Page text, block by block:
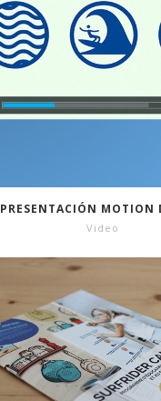
PRESENTACIÓN MOTION
Video